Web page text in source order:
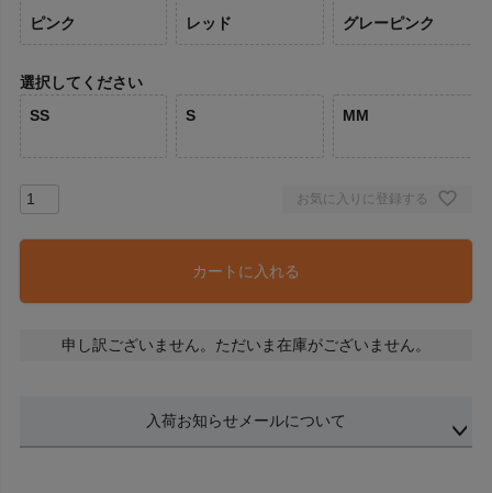
ピンク レッド グレーピンク
選択してください
SS
S MM
お気に入りに登録する
カートに入れる
申し訳ございません。ただいま在庫がございません。
入荷お知らせメールについて